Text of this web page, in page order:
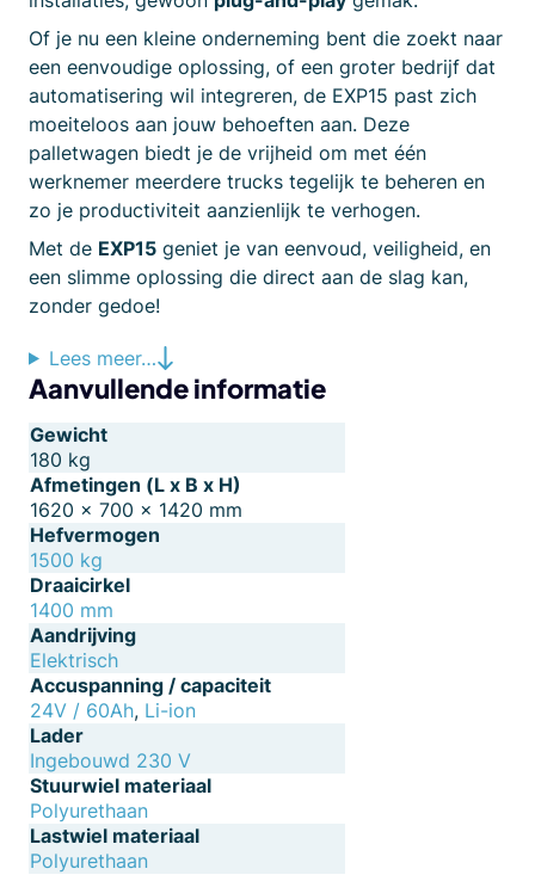
Of je nu een kleine onderneming bent die zoekt naar
een eenvoudige oplossing, of een groter bedrijf dat
automatisering wil integreren, de EXP15 past zich
moeiteloos aan jouw behoeften aan. Deze
palletwagen biedt je de vrijheid om met één
werknemer meerdere trucks tegelijk te beheren en
zo je productiviteit aanzienlijk te verhogen.
Met de EXP15 geniet je van eenvoud, veiligheid, en
een slimme oplossing die direct aan de slag kan,
zonder gedoe!
Lees meer…
Aanvullende informatie
Gewicht
180 kg
Afmetingen (L x B x H)
1620 × 700 × 1420 mm
Hefvermogen
1500 kg
Draaicirkel
1400 mm
Aandrijving
Elektrisch
Accuspanning / capaciteit
24V / 60Ah, Li-ion
Lader
Ingebouwd 230 V
Stuurwiel materiaal
Polyurethaan
Lastwiel materiaal
Polyurethaan